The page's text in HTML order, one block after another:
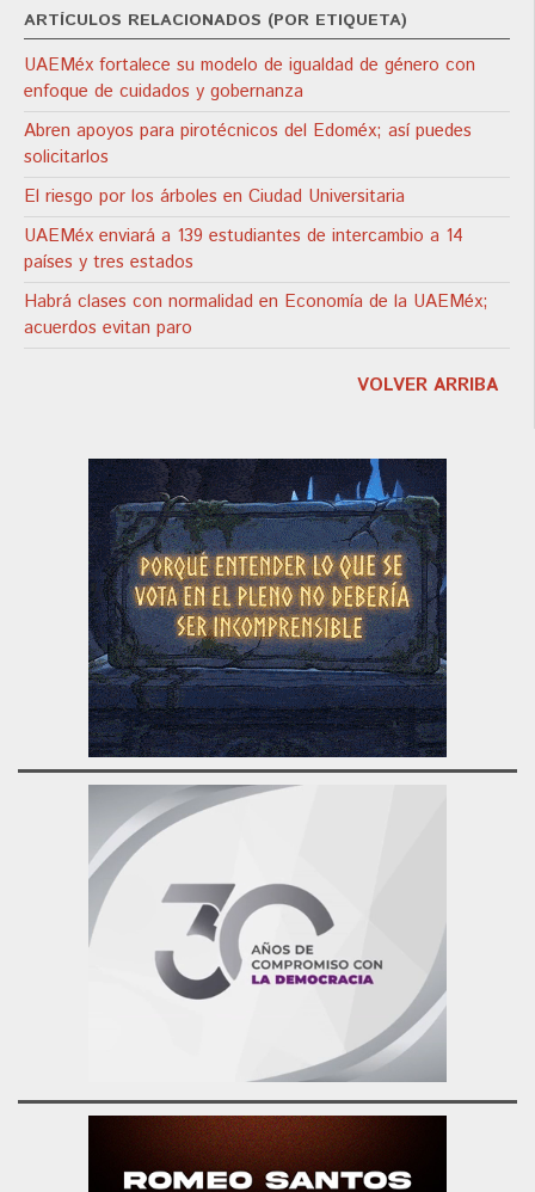
ARTÍCULOS RELACIONADOS (POR ETIQUETA)
UAEMéx fortalece su modelo de igualdad de género con
enfoque de cuidados y gobernanza
Abren apoyos para pirotécnicos del Edoméx; así puedes
solicitarlos
El riesgo por los árboles en Ciudad Universitaria
UAEMéx enviará a 139 estudiantes de intercambio a 14
países y tres estados
Habrá clases con normalidad en Economía de la UAEMéx;
acuerdos evitan paro
VOLVER ARRIBA